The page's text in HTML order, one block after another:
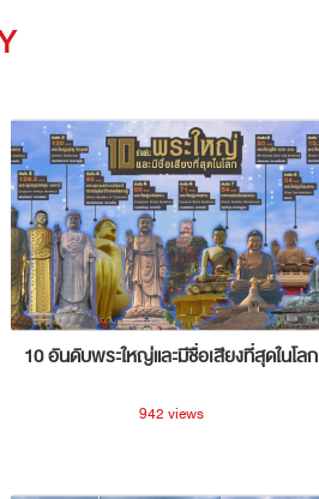
10 อันดับพระใหญ่และมีชื่อเสียงที่สุดในโลก
942 views